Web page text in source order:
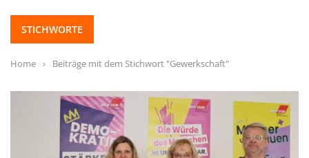
STICHWORTE
Home › Beiträge mit dem Stichwort "Gewerkschaft"